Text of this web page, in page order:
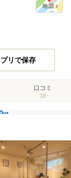
リで保存
口コミ
19
pt